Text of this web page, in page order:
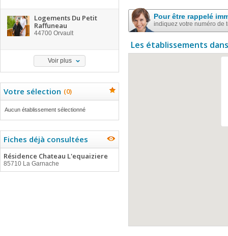
Logements Du Petit
Raffuneau
44700 Orvault
Voir plus
Votre sélection (0)
Aucun établissement sélectionné
Fiches déjà consultées
Résidence Chateau L'equaiziere
85710 La Garnache
Pour être rappelé
indiquez votre numéro de
Les établissements